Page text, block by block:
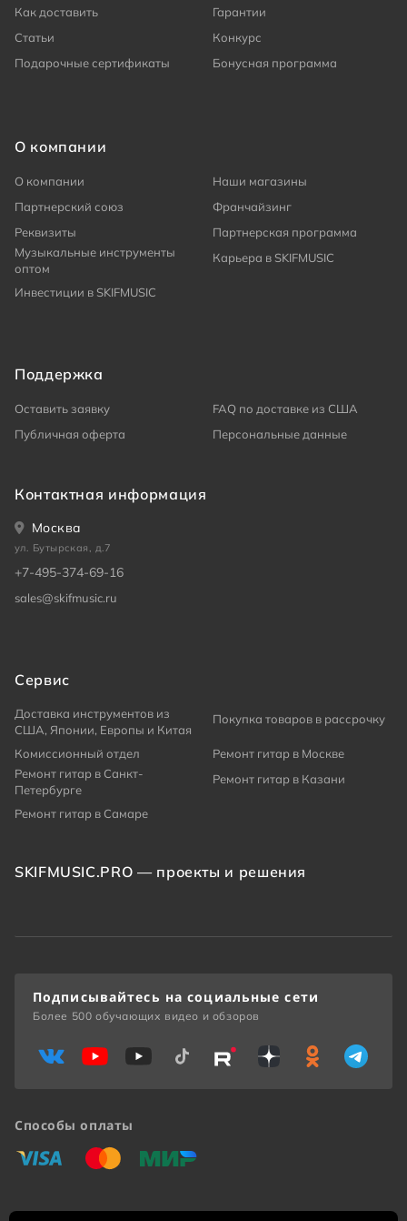
Как доставить
Гарантии
Статьи
Конкурс
Подарочные сертификаты
Бонусная программа
О компании
О компании
Наши магазины
Партнерский союз
Франчайзинг
Реквизиты
Партнерская программа
Музыкальные инструменты
оптом
Карьера в SKIFMUSIC
Инвестиции в SKIFMUSIC
Поддержка
Оставить заявку
FAQ по доставке из США
Публичная оферта
Персональные данные
Контактная информация
Москва
ул. Бутырская, д.7
+7-495-374-69-16
sales@skifmusic.ru
Сервис
Доставка инструментов из
США, Японии, Европы и Китая
Покупка товаров в рассрочку
Комиссионный отдел
Ремонт гитар в Москве
Ремонт гитар в Санкт-
Петербурге
Ремонт гитар в Казани
Ремонт гитар в Самаре
SKIFMUSIC.PRO — проекты и решения
Способы оплаты
«Виза» «Мастеркард»
«Мир»
Подписывайтесь на социальные сети
Более 500 обучающих видео и обзоров